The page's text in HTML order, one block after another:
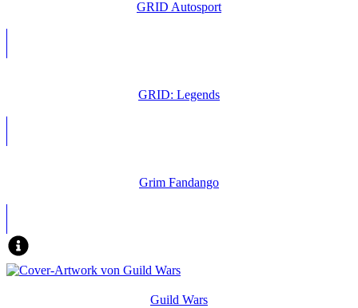
GRID Autosport
GRID: Legends
Grim Fandango
Guild Wars